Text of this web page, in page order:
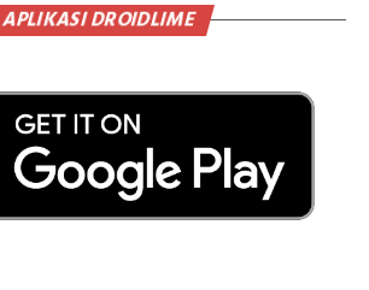
APLIKASI DROIDLIME